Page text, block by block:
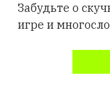
Забудьте о
игре и